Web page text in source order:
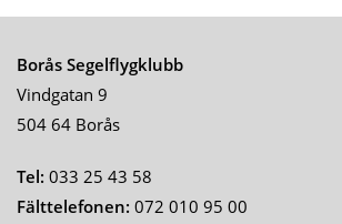
Borås Segelflygklubb
Vindgatan 9
504 64 Borås
Tel: 033 25 43 58
Fälttelefonen: 072 010 95 00